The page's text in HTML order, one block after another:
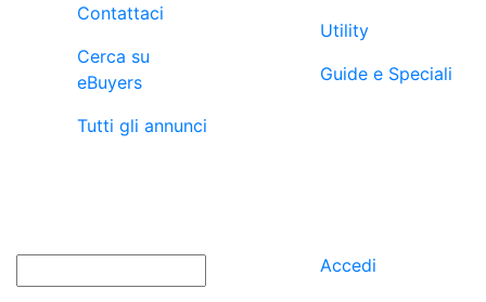
Contattaci
Cerca su
eBuyers
Tutti gli annunci
Utility
Guide e Speciali
Accedi